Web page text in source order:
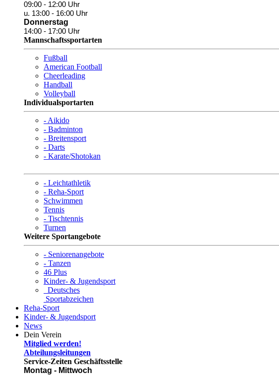
09:00 - 12:00 Uhr
u. 13:00 - 16:00 Uhr
Donnerstag
14:00 - 17:00 Uhr
Mannschaftssportarten
Fußball
American Football
Cheerleading
Handball
Volleyball
Individualsportarten
- Aikido
- Badminton
- Breitensport
- Darts
- Karate/Shotokan
- Leichtathletik
- Reha-Sport
Schwimmen
Tennis
- Tischtennis
Turnen
Weitere Sportangebote
- Seniorenangebote
- Tanzen
46 Plus
Kinder- & Jugendsport
Deutsches
Sportabzeichen
Reha-Sport
Kinder- & Jugendsport
News
Dein Verein
Mitglied werden!
Abteilungsleitungen
Service-Zeiten Geschäftsstelle
Montag - Mittwoch